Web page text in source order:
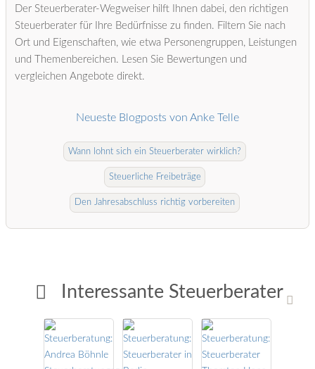
Interessante Steuerberater
Der Steuerberater-Wegweiser hilft Ihnen dabei, den richtigen
Steuerberater für Ihre Bedürfnisse zu finden. Filtern Sie nach
Ort und Eigenschaften, wie etwa Personengruppen, Leistungen
und Themenbereichen. Lesen Sie Bewertungen und
vergleichen Angebote direkt.
Neueste Blogposts von Anke Telle
Wann lohnt sich ein Steuerberater wirklich?
Steuerliche Freibeträge
Den Jahresabschluss richtig vorbereiten